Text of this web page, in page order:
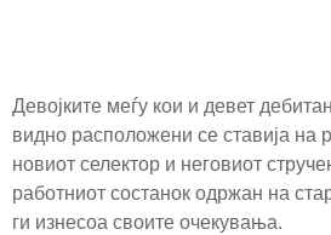
Девојките меѓу кои и девет
видно расположени се ставија на
новиот селектор и неговиот
работниот состанок одржан на
ги изнесоа своите очекувања.